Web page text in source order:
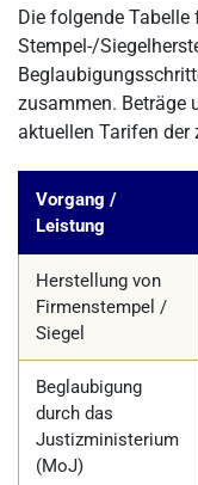
Die folgende
Stempel-/
zusammen. Beträge
aktuellen Tarifen der
Vorgang /
Leistung
Herstellung von
Firmenstempel /
Siegel
Beglaubigung
durch das
Justizministerium
(MoJ)